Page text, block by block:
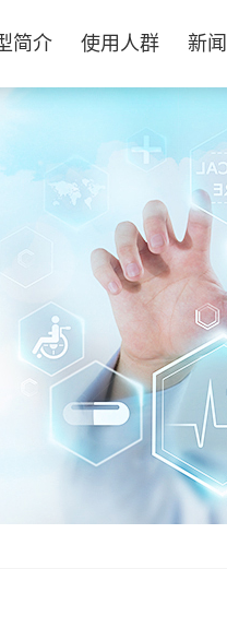
简介 使用人群 新